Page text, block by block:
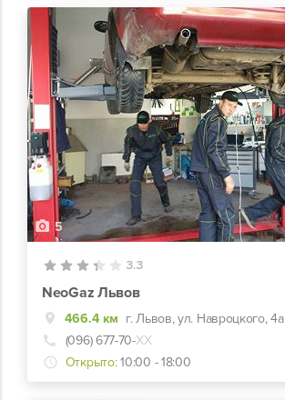
5
3.3
NeoGaz Львов
466.4 км г. Львов, ул. Навроцкого, 4а
(096) 677-70-ХХ
Открыто: 10:00 - 18:00